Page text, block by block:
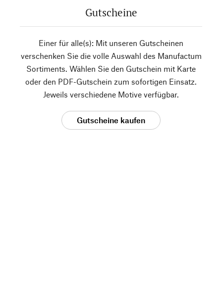
Gutscheine
Einer für alle(s): Mit unseren Gutscheinen
verschenken Sie die volle Auswahl des Manufactum
Sortiments. Wählen Sie den Gutschein mit Karte
oder den PDF-Gutschein zum sofortigen Einsatz.
Jeweils verschiedene Motive verfügbar.
Gutscheine kaufen